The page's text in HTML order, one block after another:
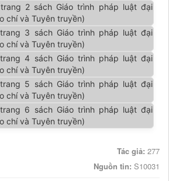
Tác giả: 277
Nguồn tin: S10031